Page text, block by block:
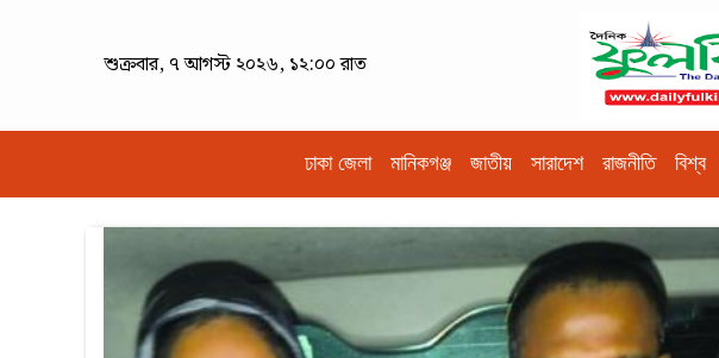
শুক্রবার, ৭ আগস্ট ২০২৬, ১২:০০ রাত
ঢাকা জেলা মানিকগঞ্জ জাতীয় সারাদেশ রাজনীতি বিশ্ব